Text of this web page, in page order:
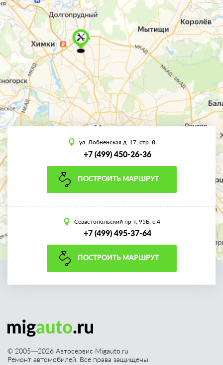
ул. Лобненская д. 17, стр. 8
+7 (499) 450-26-36
ПОСТРОИТЬ МАРШРУТ
Севастопольский пр-т, 95Б, с.4
+7 (499) 495-37-64
ПОСТРОИТЬ МАРШРУТ
© 2005—2026 Автосервис Migauto.ru
Ремонт автомобилей. Все права защищены.